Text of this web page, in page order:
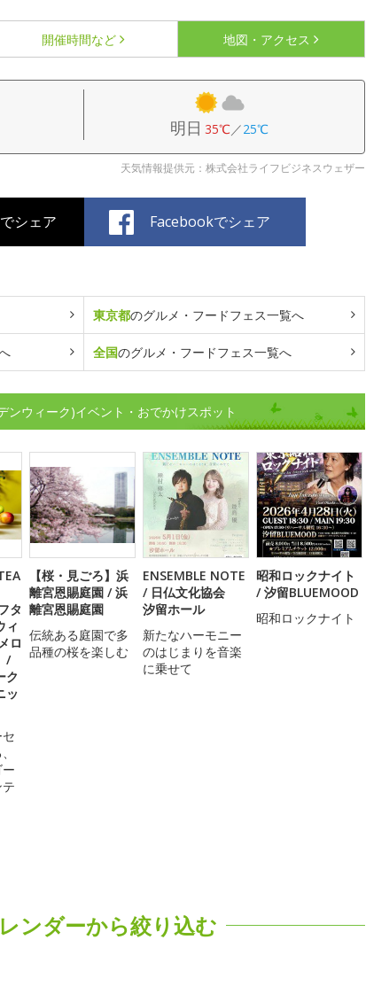
開催時間など 地図・アクセス
明日 35℃／25℃
天気情報提供元：株式会社ライフビジネスウェザー
シェア Facebookでシェア
東京都のグルメ・フードフェス一覧へ
全国のグルメ・フードフェス一覧へ
ンウィーク)イベント・おでかけスポット
タ
ィ
ロ
/
ク
ッ
【桜・見ごろ】浜
離宮恩賜庭園 / 浜
離宮恩賜庭園
伝統ある庭園で多
品種の桜を楽しむ
ENSEMBLE NOTE
/ 日仏文化協会
汐留ホール
新たなハーモニー
のはじまりを音楽
に乗せて
昭和ロックナイト
/ 汐留BLUEMOOD
昭和ロックナイト
ンダーから絞り込む